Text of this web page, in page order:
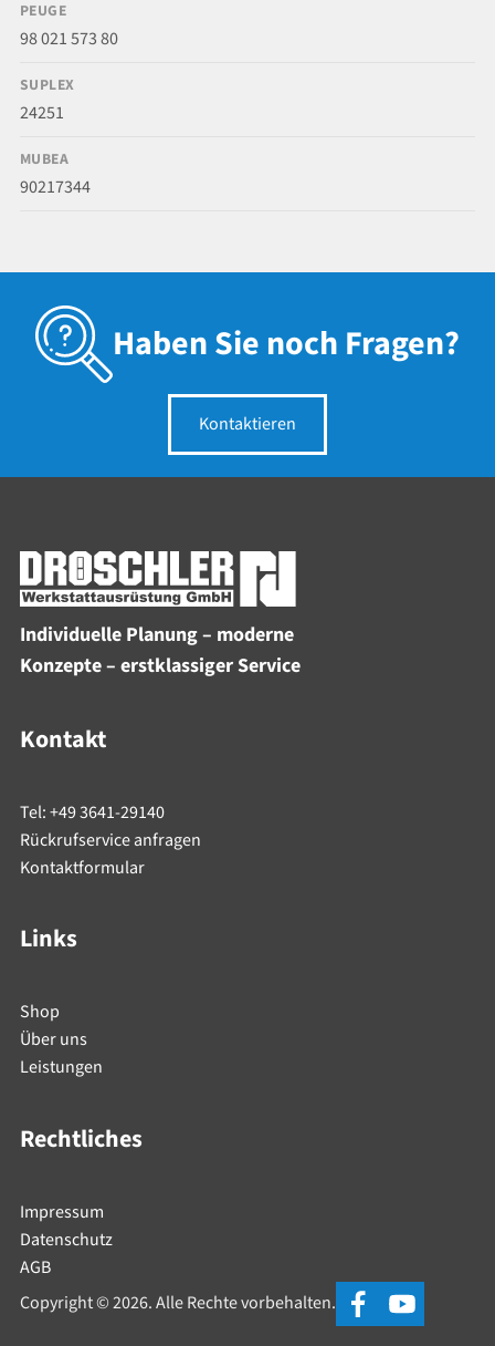
PEUGE
98 021 573 80
SUPLEX
24251
MUBEA
90217344
Haben Sie noch Fragen?
Kontaktieren
Individuelle Planung – moderne
Konzepte – erstklassiger Service
Kontakt
Tel: +49 3641-29140
Rückrufservice anfragen
Kontaktformular
Links
Shop
Über uns
Leistungen
Rechtliches
Impressum
Datenschutz
AGB
Copyright © 2026. Alle Rechte vorbehalten.